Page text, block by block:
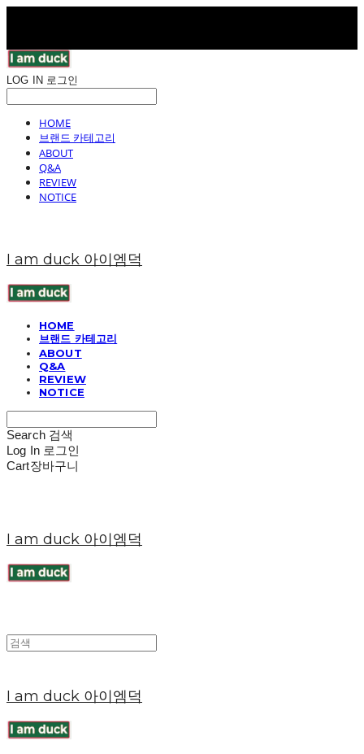
LOG IN 로그인
HOME
브랜드 카테고리
ABOUT
Q&A
REVIEW
NOTICE
I am duck 아이엠덕
HOME
브랜드 카테고리
ABOUT
Q&A
REVIEW
NOTICE
Search 검색
Log In 로그인
Cart장바구니
I am duck 아이엠덕
I am duck 아이엠덕